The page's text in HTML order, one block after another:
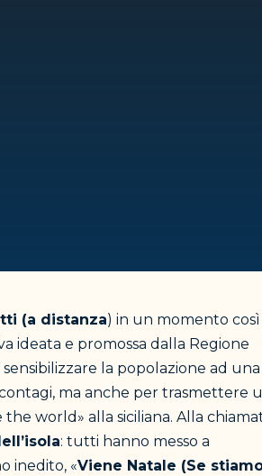
(a distanza) in un momento così
ideata e promossa dalla Regione
la popolazione ad una
ma anche per trasmettere
world» alla siciliana. Alla
: tutti hanno messo a
inedito, «Viene Natale (Se